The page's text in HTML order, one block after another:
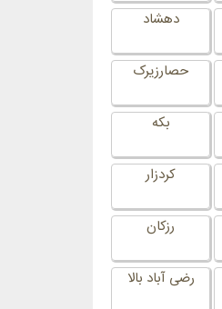
دهشاد
حصارزیرک
بکه
کردزار
رزکان
رضی آباد بالا